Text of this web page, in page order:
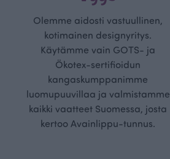
Olemme aidosti vastuullinen,
kotimainen designyritys.
Käytämme vain GOTS- ja
Ökotex-sertifioidun
kangaskumppanimme
luomupuuvillaa ja valmistamme
kaikki vaatteet Suomessa, josta
kertoo Avainlippu-tunnus.